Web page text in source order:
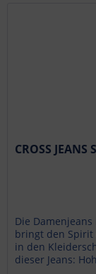
CROSS
Die Damenjeans
bringt den Spirit
in den
dieser Jeans: